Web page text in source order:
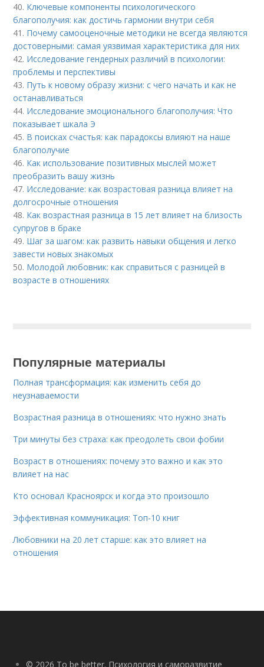
40. Ключевые компоненты психологического
благополучия: как достичь гармонии внутри себя
41. Почему самооценочные методики не всегда являются
достоверными: самая уязвимая характеристика для них
42. Исследование гендерных различий в психологии:
проблемы и перспективы
43. Путь к новому образу жизни: с чего начать и как не
останавливаться
44. Исследование эмоционального благополучия: Что
показывает шкала Э
45. В поисках счастья: как парадоксы влияют на наше
благополучие
46. Как использование позитивных мыслей может
преобразить вашу жизнь
47. Исследование: как возрастовая разница влияет на
долгосрочные отношения
48. Как возрастная разница в 15 лет влияет на близость
супругов в браке
49. Шаг за шагом: как развить навыки общения и легко
завести новых знакомых
50. Молодой любовник: как справиться с разницей в
возрасте в отношениях
Популярные материалы
Полная трансформация: как изменить себя до
неузнаваемости
Возрастная разница в отношениях: что нужно знать
Три минуты без страха: как преодолеть свои фобии
Возраст в отношениях: почему это важно и как это
влияет на нас
Кто основал Красноярск и когда это произошло
Эффективная коммуникация: Топ-10 книг
Любовники на 20 лет старше: как это влияет на
отношения
© 2026 To be better. Психология и саморазвитие